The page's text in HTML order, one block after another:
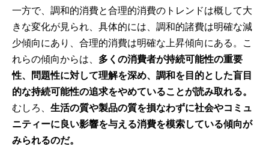
一方で、調和的消費と合理的消費のトレンドは概して大
きな変化が見られ、具体的には、調和的諸費は明確な減
少傾向にあり、合理的消費は明確な上昇傾向にある。こ
れらの傾向からは、 多くの消費者が持続可能性の重要
性、問題性に対して理解を深め、調和を目的とした盲目
的な持続可能性の追求をやめていることが読み取れる。
むしろ、生活の質や製品の質を損なわずに社会やコミュ
ニティーに良い影響を与える消費を模索している傾向が
みられるのだ。